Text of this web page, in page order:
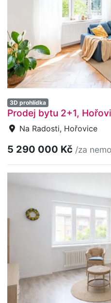
3D prohlídka
Prodej bytu 2+1,
Na Radosti, Hořovice
5 290 000 Kč /za